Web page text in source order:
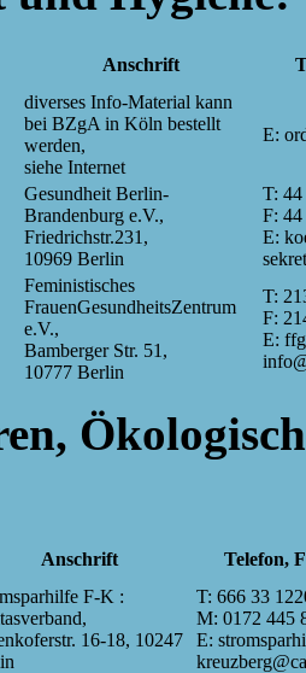
Anschrift
diverses Info-Material kann
bei BZgA in Köln bestellt
werden,
siehe Internet
E:
Gesundheit Berlin-
Brandenburg e.V.,
Friedrichstr.231,
10969 Berlin
T:
F:
E:
Feministisches
FrauenGesundheitsZentrum
e.V.,
Bamberger Str. 51,
10777 Berlin
T:
F:
E:
Anschrift Telefon,
F-K :
16-18, 10247
T: 666 33
M: 0172 445
E: